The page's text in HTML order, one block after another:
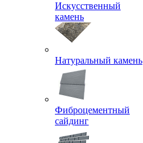
Искусственный
камень
Натуральный камень
Фиброцементный
сайдинг